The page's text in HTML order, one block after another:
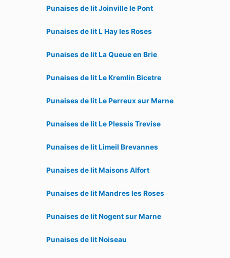
Punaises de lit Joinville le Pont
Punaises de lit L Hay les Roses
Punaises de lit La Queue en Brie
Punaises de lit Le Kremlin Bicetre
Punaises de lit Le Perreux sur Marne
Punaises de lit Le Plessis Trevise
Punaises de lit Limeil Brevannes
Punaises de lit Maisons Alfort
Punaises de lit Mandres les Roses
Punaises de lit Nogent sur Marne
Punaises de lit Noiseau